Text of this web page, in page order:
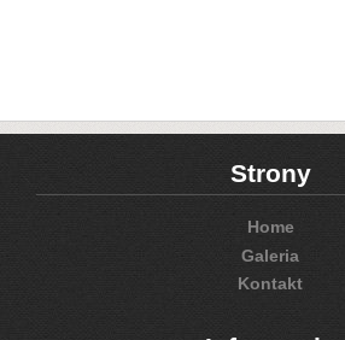
Strony
Home
Galeria
Kontakt